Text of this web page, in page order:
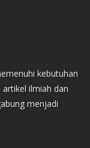
kebutuhan
ilmiah dan
menjadi